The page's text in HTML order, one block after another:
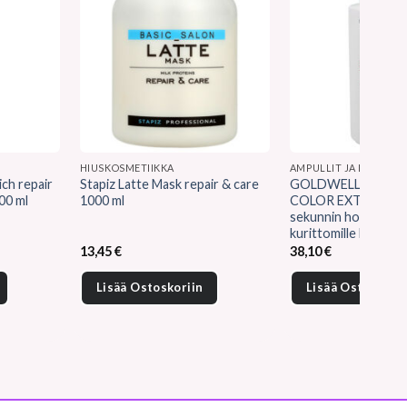
repair
ml
HIUSKOSMETIIKKA
Stapiz Latte Mask repair & care
1000 ml
13,45€
Lisää Ostoskoriin
AMPULLIT JA
GOLDWELL
COLOR EXTRA
sekunnin hoito
kurittomille hiuksille
38,10€
Lisää